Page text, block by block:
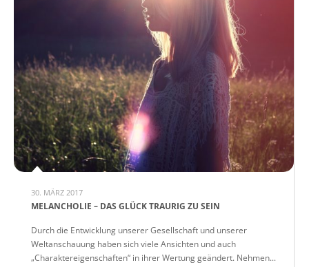
30. MÄRZ 2017
MELANCHOLIE – DAS GLÜCK TRAURIG ZU SEIN
Durch die Entwicklung unserer Gesellschaft und unserer
Weltanschauung haben sich viele Ansichten und auch
„Charaktereigenschaften“ in ihrer Wertung geändert. Nehmen...